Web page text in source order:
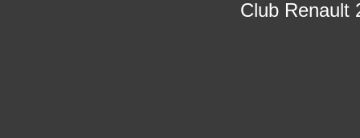
Club Renault